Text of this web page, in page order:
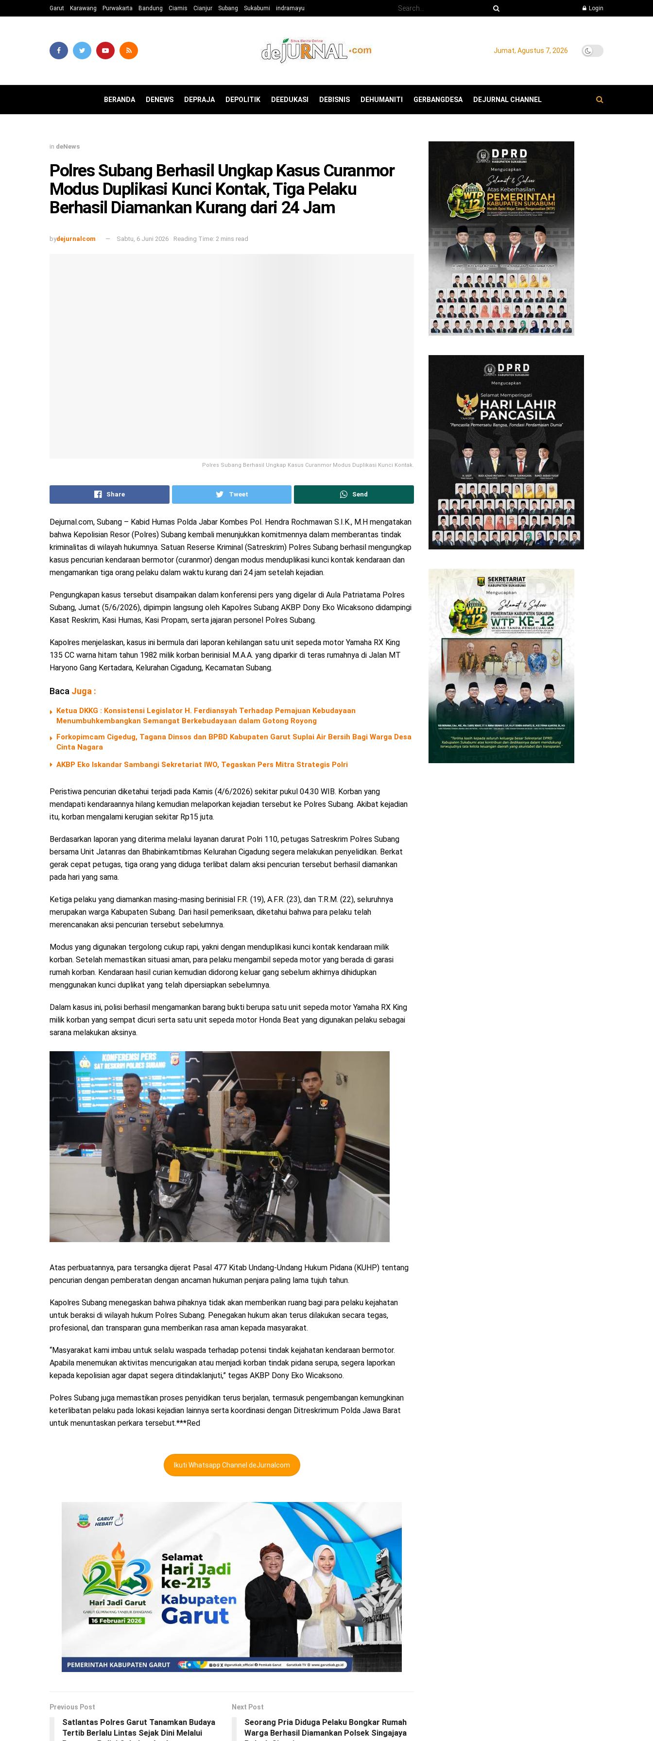
Garut Karawang Purwakarta Bandung Ciamis Cianjur Subang Sukabumi indramayu Login
Jumat, Agustus 7, 2026
BERANDA DENEWS DEPRAJA DEPOLITIK DEEDUKASI DEBISNIS DEHUMANITI GERBANGDESA DEJURNAL CHANNEL
in deNews
Polres Subang Berhasil Ungkap Kasus Curanmor
Modus Duplikasi Kunci Kontak, Tiga Pelaku
Berhasil Diamankan Kurang dari 24 Jam
bydejurnalcom Sabtu, 6 Juni 2026 Reading Time: 2 mins read
Polres Subang Berhasil Ungkap Kasus Curanmor Modus Duplikasi Kunci Kontak.
Share Tweet Send
Dejurnal.com, Subang – Kabid Humas Polda Jabar Kombes Pol. Hendra Rochmawan S.I.K., M.H mengatakan
bahwa Kepolisian Resor (Polres) Subang kembali menunjukkan komitmennya dalam memberantas tindak
kriminalitas di wilayah hukumnya. Satuan Reserse Kriminal (Satreskrim) Polres Subang berhasil mengungkap
kasus pencurian kendaraan bermotor (curanmor) dengan modus menduplikasi kunci kontak kendaraan dan
mengamankan tiga orang pelaku dalam waktu kurang dari 24 jam setelah kejadian.
Pengungkapan kasus tersebut disampaikan dalam konferensi pers yang digelar di Aula Patriatama Polres
Subang, Jumat (5/6/2026), dipimpin langsung oleh Kapolres Subang AKBP Dony Eko Wicaksono didampingi
Kasat Reskrim, Kasi Humas, Kasi Propam, serta jajaran personel Polres Subang.
Kapolres menjelaskan, kasus ini bermula dari laporan kehilangan satu unit sepeda motor Yamaha RX King
135 CC warna hitam tahun 1982 milik korban berinisial M.A.A. yang diparkir di teras rumahnya di Jalan MT
Haryono Gang Kertadara, Kelurahan Cigadung, Kecamatan Subang.
Baca Juga :
Ketua DKKG : Konsistensi Legislator H. Ferdiansyah Terhadap Pemajuan Kebudayaan
Menumbuhkembangkan Semangat Berkebudayaan dalam Gotong Royong
Forkopimcam Cigedug, Tagana Dinsos dan BPBD Kabupaten Garut Suplai Air Bersih Bagi Warga Desa
Cinta Nagara
AKBP Eko Iskandar Sambangi Sekretariat IWO, Tegaskan Pers Mitra Strategis Polri
Peristiwa pencurian diketahui terjadi pada Kamis (4/6/2026) sekitar pukul 04.30 WIB. Korban yang
mendapati kendaraannya hilang kemudian melaporkan kejadian tersebut ke Polres Subang. Akibat kejadian
itu, korban mengalami kerugian sekitar Rp15 juta.
Berdasarkan laporan yang diterima melalui layanan darurat Polri 110, petugas Satreskrim Polres Subang
bersama Unit Jatanras dan Bhabinkamtibmas Kelurahan Cigadung segera melakukan penyelidikan. Berkat
gerak cepat petugas, tiga orang yang diduga terlibat dalam aksi pencurian tersebut berhasil diamankan
pada hari yang sama.
Ketiga pelaku yang diamankan masing-masing berinisial F.R. (19), A.F.R. (23), dan T.R.M. (22), seluruhnya
merupakan warga Kabupaten Subang. Dari hasil pemeriksaan, diketahui bahwa para pelaku telah
merencanakan aksi pencurian tersebut sebelumnya.
Modus yang digunakan tergolong cukup rapi, yakni dengan menduplikasi kunci kontak kendaraan milik
korban. Setelah memastikan situasi aman, para pelaku mengambil sepeda motor yang berada di garasi
rumah korban. Kendaraan hasil curian kemudian didorong keluar gang sebelum akhirnya dihidupkan
menggunakan kunci duplikat yang telah dipersiapkan sebelumnya.
Dalam kasus ini, polisi berhasil mengamankan barang bukti berupa satu unit sepeda motor Yamaha RX King
milik korban yang sempat dicuri serta satu unit sepeda motor Honda Beat yang digunakan pelaku sebagai
sarana melakukan aksinya.
Atas perbuatannya, para tersangka dijerat Pasal 477 Kitab Undang-Undang Hukum Pidana (KUHP) tentang
pencurian dengan pemberatan dengan ancaman hukuman penjara paling lama tujuh tahun.
Kapolres Subang menegaskan bahwa pihaknya tidak akan memberikan ruang bagi para pelaku kejahatan
untuk beraksi di wilayah hukum Polres Subang. Penegakan hukum akan terus dilakukan secara tegas,
profesional, dan transparan guna memberikan rasa aman kepada masyarakat.
“Masyarakat kami imbau untuk selalu waspada terhadap potensi tindak kejahatan kendaraan bermotor.
Apabila menemukan aktivitas mencurigakan atau menjadi korban tindak pidana serupa, segera laporkan
kepada kepolisian agar dapat segera ditindaklanjuti,” tegas AKBP Dony Eko Wicaksono.
Polres Subang juga memastikan proses penyidikan terus berjalan, termasuk pengembangan kemungkinan
keterlibatan pelaku pada lokasi kejadian lainnya serta koordinasi dengan Ditreskrimum Polda Jawa Barat
untuk menuntaskan perkara tersebut.***Red
Ikuti Whatsapp Channel deJurnalcom
Previous Post
Satlantas Polres Garut Tanamkan Budaya
Tertib Berlalu Lintas Sejak Dini Melalui
Next Post
Seorang Pria Diduga Pelaku Bongkar Rumah
Warga Berhasil Diamankan Polsek Singajaya